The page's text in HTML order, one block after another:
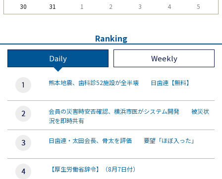
30
31 1 2 3 4 5
Ranking
Daily Weekly
熊本地震、歯科診52施設が全半壊 日歯連【無料】
会員の災害時安否確認、横浜市医がシステム開発 被災状
況を即時共有
日歯連・太田会長、骨太を評価 要望「ほぼ入った」
【厚生労働省辞令】（8月7日付）